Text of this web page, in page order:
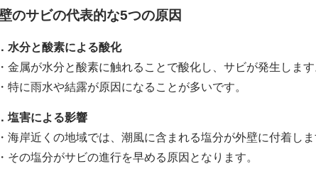
のサビの代表的な5つの原因
水分と酸素による酸化
金属が水分と酸素に触れることで酸化し、サビが発生します
特に雨水や結露が原因になることが多いです。
塩害による影響
海岸近くの地域では、潮風に含まれる塩分が外壁に付着しま
その塩分がサビの進行を早める原因となります。